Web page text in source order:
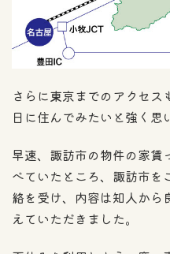
さらに東京までのアクセス
日に住んでみたいと強く思
早速、諏訪市の物件の家賃
べていたところ、諏訪市を
絡を受け、内容は知人から
えていただきました。